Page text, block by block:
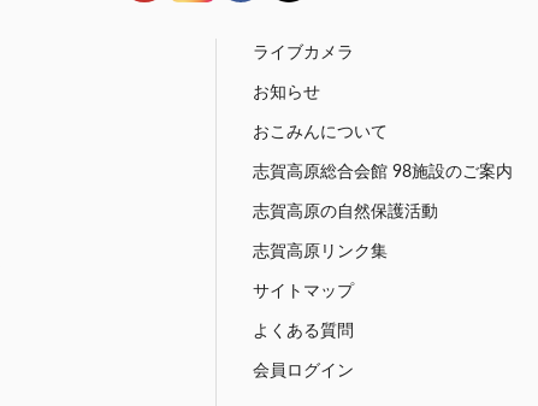
ライブカメラ
お知らせ
おこみんについて
志賀高原総合会館 98施設のご案内
志賀高原の自然保護活動
志賀高原リンク集
サイトマップ
よくある質問
会員ログイン